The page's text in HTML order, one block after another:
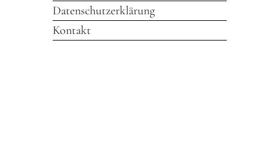
Datenschutzerklärung
Kontakt